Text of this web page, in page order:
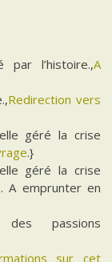
par l’histoire.,A
Redirection vers
géré la crise
.}
géré la crise
. A emprunter en
des passions
sur cet